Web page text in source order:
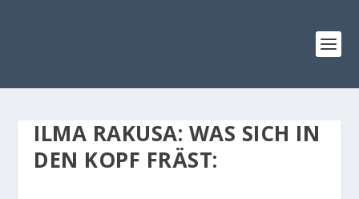
ILMA RAKUSA: WAS SICH IN
DEN KOPF FRÄST: